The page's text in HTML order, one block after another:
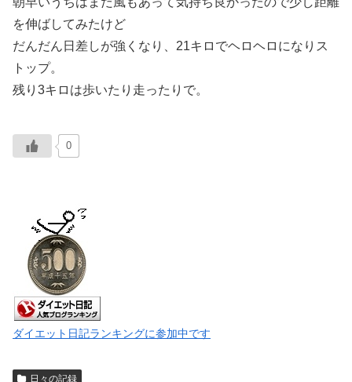
を伸ばしてみたけど
だんだん日差しが強くなり、21キロでヘロヘロになりス
トップ。
残り3キロは歩いたり走ったりで。
0
ダイエット日記ランキングに参加中です
日々の記録